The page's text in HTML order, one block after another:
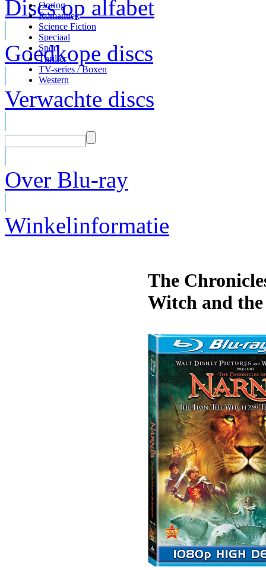
Discs op alfabet
Goedkope discs
Verwachte discs
Over Blu-ray
Winkelinformatie
Oorlog
Romantiek
Science Fiction
Speciaal
Sport
Thriller
TV-series / Boxen
Western
The
Witch and